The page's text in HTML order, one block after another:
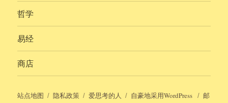
哲学
易经
商店
站点地图 隐私政策 爱思考的人 自豪地采用WordPress
邮